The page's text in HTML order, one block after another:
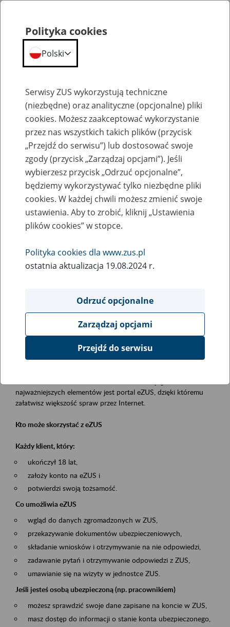
Szkolenia
Zaproś ZUS do siebie - zakładanie profili
eZUS w siedzibie Twojej firmy
Rodzaj wydarzenia
Szkolenia
Obszar merytoryczny
obsługa klientów
Opis wydarzenia
Platforma Usług Elektronicznych eZUS
najważniejszych elementów jest portal eZUS, dzięki któremu
załatwisz większość spraw przez Internet.
Kto może skorzystać z eZUS
Każdy klient, który:
ukończył 18 lat,
założy konto na eZUS i
potwierdzi swoją tożsamość.
Co umożliwia eZUS
wgląd do danych zgromadzonych w ZUS,
przekazywanie dokumentów ubezpieczeniowych,
składanie wniosków i otrzymywanie na nie odpowiedzi,
zadawanie pytań i otrzymywanie odpowiedzi z ZUS,
umawianie się na wizyty w jednostce ZUS.
Jeśli jesteś osobą ubezpieczoną (np. pracownikiem)
możesz sprawdzić swoje dane zapisane na koncie w ZUS,
masz dostęp do informacji o stanie konta ubezpieczonego,
Polityka cookies
Polski
Serwisy ZUS wykorzystują techniczne
(niezbędne) oraz analityczne (opcjonalne) pliki
cookies. Możesz zaakceptować wykorzystanie
przez nas wszystkich takich plików (przycisk
„Przejdź do serwisu”) lub dostosować swoje
zgody (przycisk „Zarządzaj opcjami”). Jeśli
wybierzesz przycisk „Odrzuć opcjonalne”,
będziemy wykorzystywać tylko niezbędne pliki
cookies. W każdej chwili możesz zmienić swoje
ustawienia. Aby to zrobić, kliknij „Ustawienia
plików cookies” w stopce.
Polityka cookies dla www.zus.pl
ostatnia aktualizacja 19.08.2024 r.
Odrzuć opcjonalne
Zarządzaj opcjami
Przejdź do serwisu